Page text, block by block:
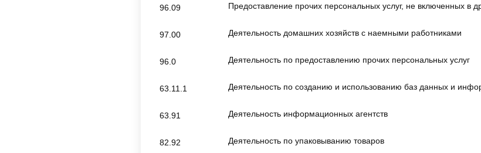
96.09 Предоставление прочих персональных услуг, не включенных в
97.00 Деятельность домашних хозяйств с наемными работниками
96.0 Деятельность по предоставлению прочих персональных услуг
63.11.1 Деятельность по созданию и использованию баз данных и
63.91 Деятельность информационных агентств
82.92 Деятельность по упаковыванию товаров